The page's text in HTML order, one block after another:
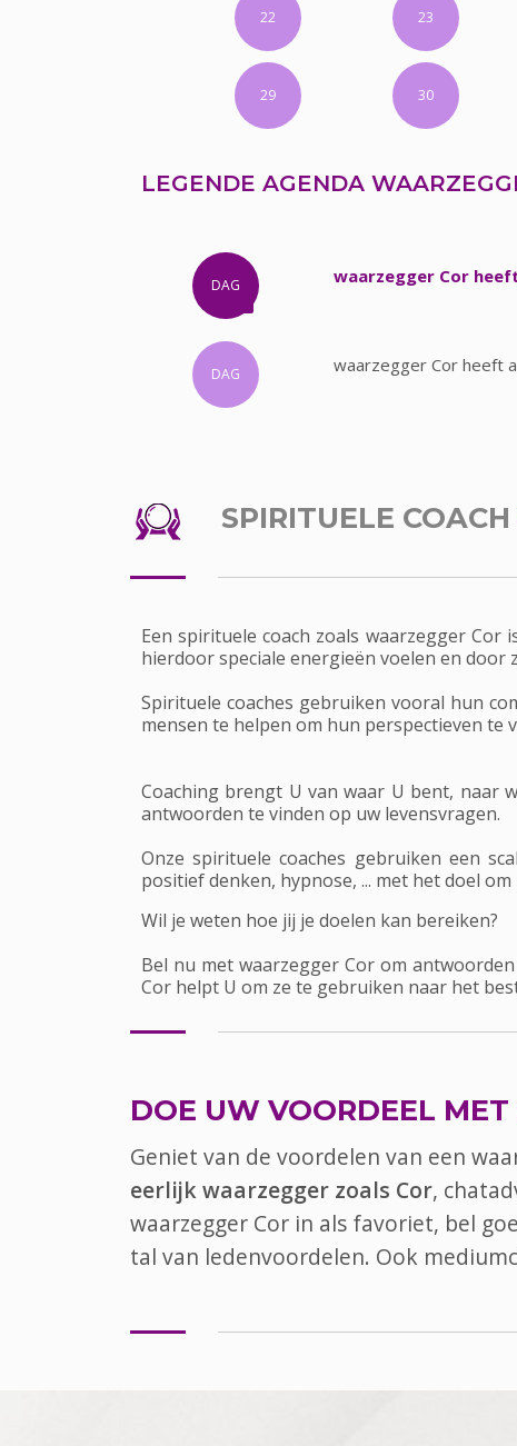
22 23
29 30
LEGENDE AGENDA
DAG waarzegger Cor
DAG waarzegger Cor heeft
SPIRITUELE COACH
Een spirituele coach zoals waarzegger Cor
hierdoor speciale energieën voelen en door
Spirituele coaches gebruiken vooral hun
mensen te helpen om hun perspectieven
Coaching brengt U van waar U bent, naar
antwoorden te vinden op uw levensvragen.
Onze spirituele coaches gebruiken een
positief denken, hypnose, ... met het doel
Wil je weten hoe jij je doelen kan bereiken?
Bel nu met waarzegger Cor om
Cor helpt U om ze te gebruiken naar het
DOE UW VOORDEEL
Geniet van de voordelen van een
eerlijk waarzegger zoals Cor,
waarzegger Cor in als favoriet, bel
tal van ledenvoordelen. Ook